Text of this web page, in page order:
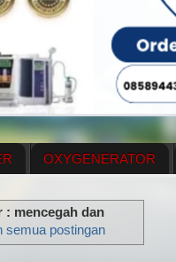
OXYGENERATOR
: mencegah dan
semua postingan